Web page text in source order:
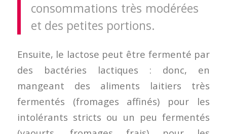
consommations très modérées
et des petites portions.
Ensuite, le lactose peut être fermenté par
des bactéries lactiques : donc, en
mangeant des aliments laitiers très
fermentés (fromages affinés) pour les
intolérants stricts ou un peu fermentés